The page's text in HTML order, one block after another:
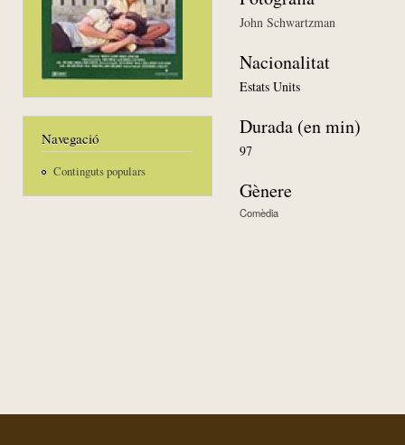
Navegació
Continguts populars
John Schwartzman
Nacionalitat
Estats Units
Durada (en min)
97
Gènere
Comèdia